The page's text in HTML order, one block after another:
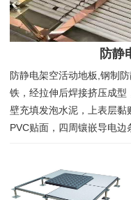
防静
防静电架空活动地板,钢制
铁，经拉伸后焊接挤压成
壁充填发泡水泥，上表层
PVC贴面，四周镶嵌导电边